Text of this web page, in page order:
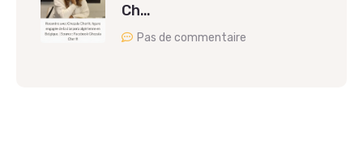
Ch…
Pas de commentaire